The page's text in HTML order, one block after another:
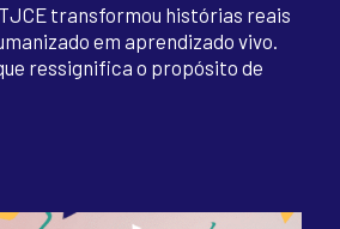
transformou histórias reais
em aprendizado vivo.
ressignifica o propósito de